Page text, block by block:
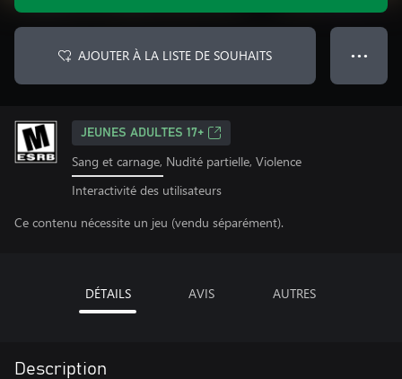
AJOUTER À LA LISTE DE SOUHAITS ● ● ●
JEUNES ADULTES 17+
Sang et carnage, Nudité partielle, Violence
Interactivité des utilisateurs
Ce contenu nécessite un jeu (vendu séparément).
DÉTAILS AVIS AUTRES
Description